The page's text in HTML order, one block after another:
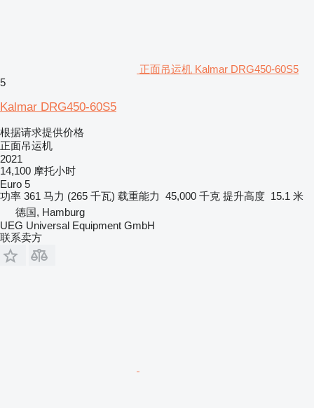
正面吊运机 Kalmar DRG450-60S5
5
Kalmar DRG450-60S5
根据请求提供价格
正面吊运机
2021
14,100 摩托小时
Euro 5
功率 361 马力 (265 千瓦) 载重能力 45,000 千克 提升高度 15.1 米
德国, Hamburg
UEG Universal Equipment GmbH
联系卖方